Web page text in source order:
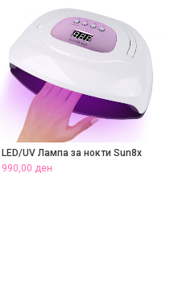
LED/UV Лампа за нокти Sun8x
990,00 ден